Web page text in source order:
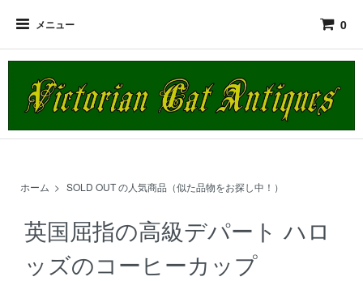
メニュー 0
ホーム > SOLD OUT の人気商品（似た品物をお探し中！）
英国屈指の高級デパート ハロ
ッズのコーヒーカップ